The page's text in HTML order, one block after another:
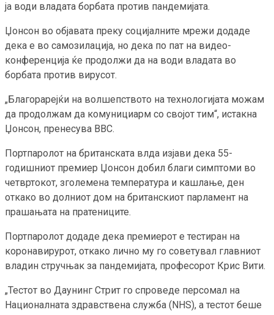
ја води владата борбата против пандемијата.
Џонсон во објавата преку социјалните мрежи додаде
дека е во самозилација, но дека по пат на видео-
конференција ќе продолжи да на води владата во
борбата против вирусот.
„Благорарејќи на волшепството на технологијата можам
да продолжам да комунициарм со својот тим“, истакна
Џонсон, пренесува BBC.
Портпаролот на британската влда изјави дека 55-
годишниот премиер Џонсон добил благи симптоми во
четвртокот, зголемена температура и кашлање, ден
откако во долниот дом на британскиот парламент на
прашањата на пратениците.
Портпаролот додаде дека премиерот е тестиран на
коронавирурот, откако лично му го советувал главниот
владин стручњак за пандемијата, професорот Крис Вити.
„Тестот во Даунинг Стрит го спроведе персомал на
Националната здравствена служба (NHS), а тестот беше